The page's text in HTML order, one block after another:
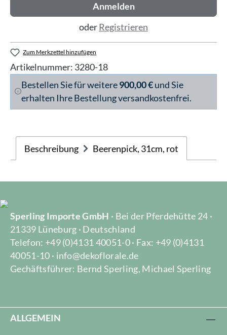
Anmelden
oderRegistrieren
Zum Merkzettel hinzufügen
Artikelnummer: 3280-18
Bestellen Sie für weitere900,00 €und Sie
erhalten Ihre Bestellung versandkostenfrei.
Beschreibung Beerenpick, 31cm, rot
Sperling Importe GmbH · Bei der Pferdehütte 24 ·
21339 Lüneburg · Deutschland
Telefon: +49 (0)4131 40051-0 · Fax: +49 (0)4131
40051-10 · info@dekoflorale.de
Gechäftsführer: Bernd Sperling, Michael Sperling
ALLGEMEIN